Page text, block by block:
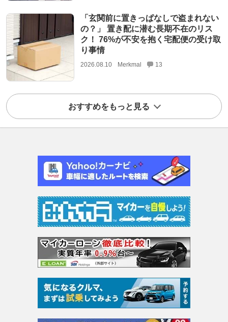
「玄関前に置きっぱなしで盗まれない
の？」 置き配に潜む長期不在のリス
ク！ 76%が不安を抱く宅配便の受け取
り事情
2026.08.10 Merkmal 13
おすすめをもっと見る